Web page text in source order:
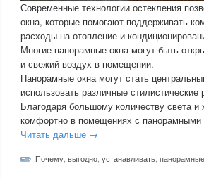
Современные технологии остекления
окна, которые помогают поддерживать
расходы на отопление и
Многие панорамные окна могут быть
и свежий воздух в помещении.
Панорамные окна могут стать
использовать различные
Благодаря большому количеству света
комфортно в помещениях с панорамными
Читать дальше →
Почему выгодно устанавливать панорамные